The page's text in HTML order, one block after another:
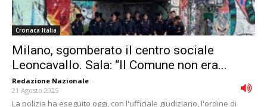
Cronaca Italia
Milano, sgomberato il centro sociale
Leoncavallo. Sala: “Il Comune non era...
Redazione Nazionale -
21 Agosto 2025
La polizia ha eseguito oggi, con l'ufficiale giudiziario, l'ordine di